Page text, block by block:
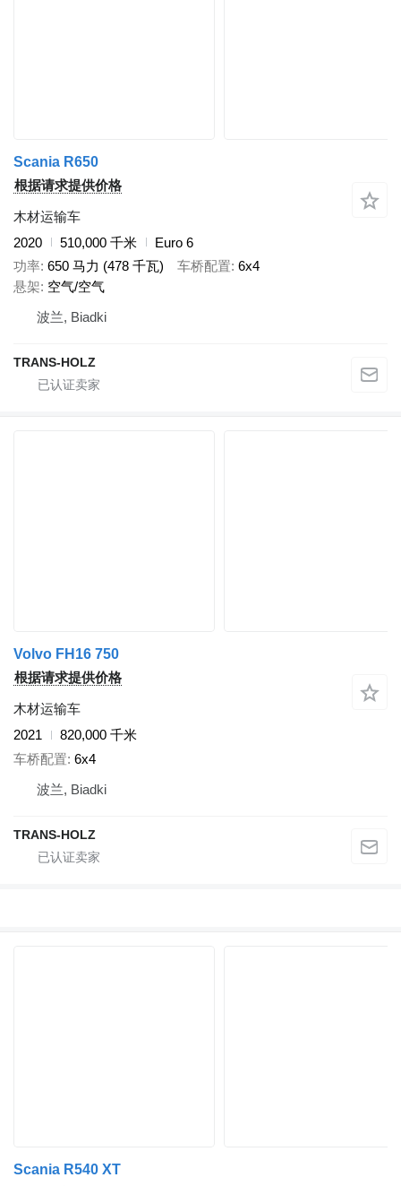
Scania R650
根据请求提供价格
木材运输车
2020
510,000 千米
Euro 6
功率 650 马力 (478 千瓦) 车桥配置 6x4
悬架 空气/空气
波兰, Biadki
TRANS-HOLZ
Volvo FH16 750
根据请求提供价格
木材运输车
2021
820,000 千米
车桥配置 6x4
波兰, Biadki
TRANS-HOLZ
Scania R540 XT